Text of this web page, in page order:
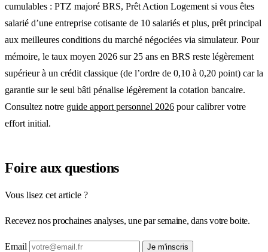
cumulables : PTZ majoré BRS, Prêt Action Logement si vous êtes
salarié d’une entreprise cotisante de 10 salariés et plus, prêt principal
aux meilleures conditions du marché négociées via simulateur. Pour
mémoire, le taux moyen 2026 sur 25 ans en BRS reste légèrement
supérieur à un crédit classique (de l’ordre de 0,10 à 0,20 point) car la
garantie sur le seul bâti pénalise légèrement la cotation bancaire.
Consultez notre guide apport personnel 2026 pour calibrer votre
effort initial.
Foire aux questions
Vous lisez cet article ?
Recevez nos prochaines analyses, une par semaine, dans votre boite.
Email Je m'inscris